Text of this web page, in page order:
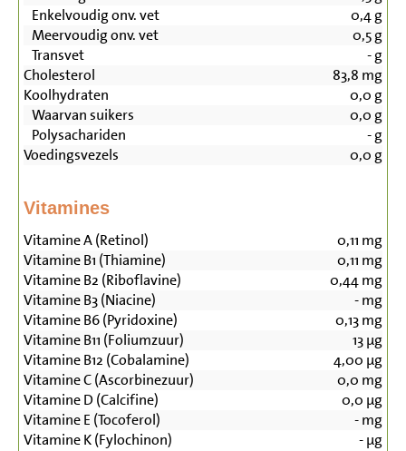
Enkelvoudig onv. vet
0,4g
Meervoudig onv. vet
0,5g
Transvet
-g
Cholesterol
83,8 mg
Koolhydraten
0,0 g
Waarvan suikers
0,0 g
Polysachariden
-g
Voedingsvezels
0,0 g
Vitamines
Vitamine A (Retinol) 0,11 mg
Vitamine B1 (Thiamine)
0,11 mg
Vitamine B2 (Riboflavine)
0,44mg
Vitamine B3 (Niacine)
-mg
Vitamine B6 (Pyridoxine)
0,13mg
Vitamine B11 (Foliumzuur)
13µg
Vitamine B12 (Cobalamine)
4,00 µg
Vitamine C (Ascorbinezuur)
0,0 mg
Vitamine D (Calcifine)
0,0 µg
Vitamine E (Tocoferol)
-mg
Vitamine K (Fylochinon)
-µg